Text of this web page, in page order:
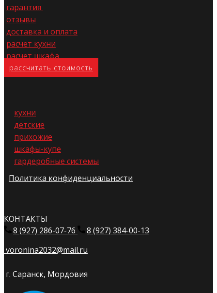
гарантия
отзывы
доставка и оплата
расчет кухни
расчет шкафа
расс​читать стоимость
кухни
детские
прихожие
шкафы-купе
гардеробные системы
Политика конфиденциальности
КОНТАКТЫ
8 (927) 286-07-76
8 (927) 384-00-13
voronina2032@mail.ru
г. Саранск, Мордовия